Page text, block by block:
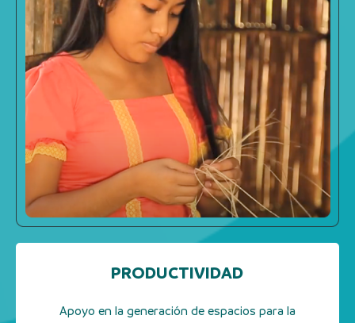
PRODUCTIVIDAD
Apoyo en la generación de espacios para la